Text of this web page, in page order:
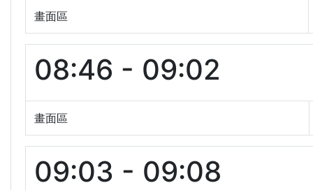
畫面區
08:46 - 09:02
畫面區
09:03 - 09:08